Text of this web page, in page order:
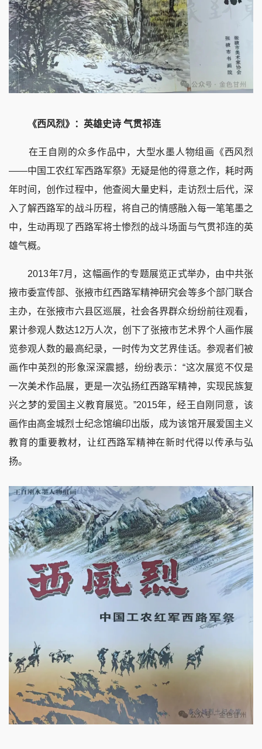
《西风烈》：英雄史诗 气贯祁连
在王自刚的众多作品中，大型水墨人物组画《西风烈
——中国工农红军西路军祭》无疑是他的得意之作，耗时两
年时间，创作过程中，他查阅大量史料，走访烈士后代，深
入了解西路军的战斗历程，将自己的情感融入每一笔笔墨之
中，生动再现了西路军将士惨烈的战斗场面与气贯祁连的英
雄气概。
2013年7月，这幅画作的专题展览正式举办，由中共张
掖市委宣传部、张掖市红西路军精神研究会等多个部门联合
主办，在张掖市六县区巡展，社会各界群众纷纷前往观看，
累计参观人数达12万人次，创下了张掖市艺术界个人画作展
览参观人数的最高纪录，一时传为文艺界佳话。参观者们被
画作中英烈的形象深深震撼，纷纷表示：“这次展览不仅是
一次美术作品展，更是一次弘扬红西路军精神，实现民族复
兴之梦的爱国主义教育展览。”2015年，经王自刚同意，该
画作由高金城烈士纪念馆编印出版，成为该馆开展爱国主义
教育的重要教材，让红西路军精神在新时代得以传承与弘
扬。